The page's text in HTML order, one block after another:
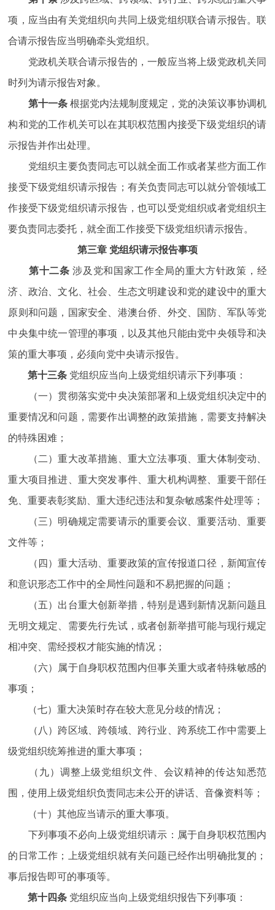
项，应当由有关党组织向共同上级党组织联合请示报告。联
合请示报告应当明确牵头党组织。
党政机关联合请示报告的，一般应当将上级党政机关同
时列为请示报告对象。
第十一条根据党内法规制度规定，党的决策议事协调机
构和党的工作机关可以在其职权范围内接受下级党组织的请
示报告并作出处理。
党组织主要负责同志可以就全面工作或者某些方面工作
接受下级党组织请示报告；有关负责同志可以就分管领域工
作接受下级党组织请示报告，也可以受党组织或者党组织主
要负责同志委托，就全面工作接受下级党组织请示报告。
第三章 党组织请示报告事项
第十二条 涉及党和国家工作全局的重大方针政策，经
济、政治、文化、社会、生态文明建设和党的建设中的重大
原则和问题，国家安全、港澳台侨、外交、国防、军队等党
中央集中统一管理的事项，以及其他只能由党中央领导和决
策的重大事项，必须向党中央请示报告。
第十三条 党组织应当向上级党组织请示下列事项：
（一）贯彻落实党中央决策部署和上级党组织决定中的
重要情况和问题，需要作出调整的政策措施，需要支持解决
的特殊困难；
（二）重大改革措施、重大立法事项、重大体制变动、
重大项目推进、重大突发事件、重大机构调整、重要干部任
免、重要表彰奖励、重大违纪违法和复杂敏感案件处理等；
（三）明确规定需要请示的重要会议、重要活动、重要
文件等；
（四）重大活动、重要政策的宣传报道口径，新闻宣传
和意识形态工作中的全局性问题和不易把握的问题；
（五）出台重大创新举措，特别是遇到新情况新问题且
无明文规定、需要先行先试，或者创新举措可能与现行规定
相冲突、需经授权才能实施的情况；
（六）属于自身职权范围内但事关重大或者特殊敏感的
事项；
（七）重大决策时存在较大意见分歧的情况；
（八）跨区域、跨领域、跨行业、跨系统工作中需要上
级党组织统筹推进的重大事项；
（九）调整上级党组织文件、会议精神的传达知悉范
围，使用上级党组织负责同志未公开的讲话、音像资料等；
（十）其他应当请示的重大事项。
下列事项不必向上级党组织请示：属于自身职权范围内
的日常工作；上级党组织就有关问题已经作出明确批复的；
事后报告即可的事项等。
第十四条 党组织应当向上级党组织报告下列事项：